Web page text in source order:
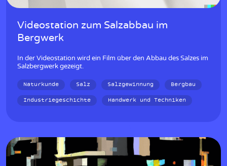
Videostation zum Salzabbau im
Bergwerk
In der Videostation wird ein Film über den Abbau des Salzes im
Salzbergwerk gezeigt.
Naturkunde Salz Salzgewinnung
Bergbau
Industriegeschichte
Handwerk und Techniken